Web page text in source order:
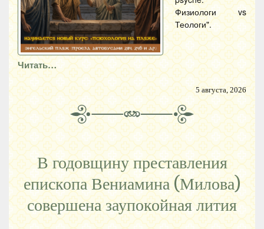
Физиологи vs
Теологи".
Читать…
5 августа, 2026
В годовщину преставления
епископа Вениамина (Милова)
совершена заупокойная лития